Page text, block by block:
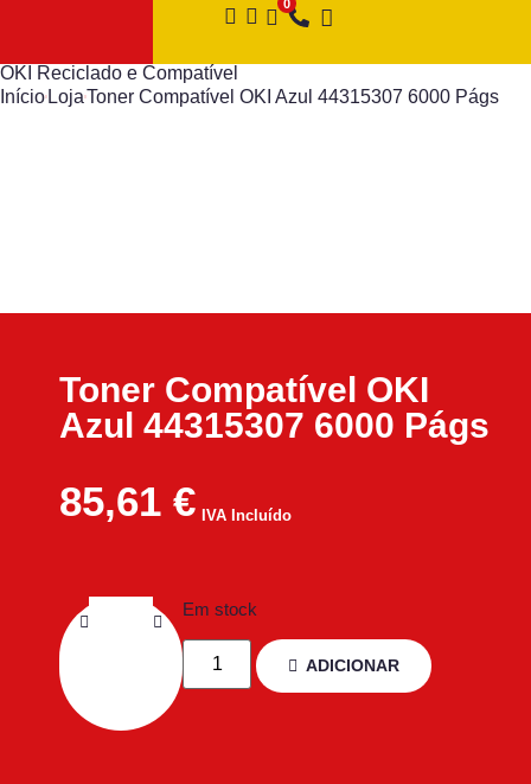
OKI Reciclado e Compatível
Início LojaToner Compatível OKI Azul 44315307 6000 Págs
Toner Compatível OKI
Azul 44315307 6000 Págs
85,61 € IVA Incluído
Em stock
ADICIONAR